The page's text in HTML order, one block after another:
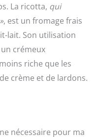
La ricotta, qui
, est un fromage frais
lait. Son utilisation
crémeux
riche que les
crème et de lardons.
nécessaire pour ma